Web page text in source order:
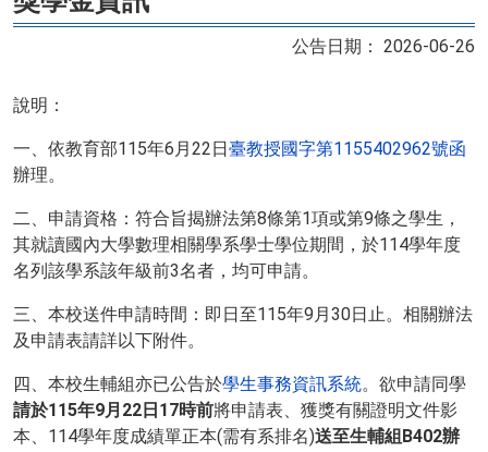
2026-06-26
說明：
一、依教育部115年6月22日 臺教授國字第1155402962號函
辦理。
二、申請資格：符合旨揭辦法第8條第1項或第9條之學生，
其就讀國內大學數理相關學系學士學位期間，於114學年度
名列該學系該年級前3名者，均可申請。
三、本校送件申請時間：即日至115年9月30日止。相關辦法
及申請表請詳以下附件。
四、本校生輔組亦已公告於學生事務資訊系統。欲申請同學
請於115年9月22日17時前將申請表、獲獎有關證明文件影
本、114學年度成績單正本(需有系排名)送至生輔組B402辦